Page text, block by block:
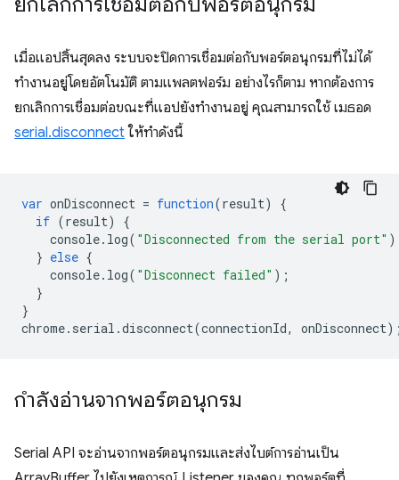
เมื่อแอปสิ้นสุดลง ระบบจะปิดการเชื่อมต่อกับพอร์ตอนุกรมที่ไม่ได้
ทำงานอยู่โดยอัตโนมัติ ตามแพลตฟอร์ม อย่างไรก็ตาม หากต้องการ
ยกเลิกการเชื่อมต่อขณะที่แอปยังทำงานอยู่ คุณสามารถใช้ เมธอด
serial.disconnect ให้ทำดังนี้
var onDisconnect = function(result)
{
if (result)
{
console. log( "Disconnected from the serial port"
} else {
console. log( "Disconnect failed" );
}
}
chrome. serial .disconnect(connectionId, onDisconnect
กำลังอ่านจากพอร์ตอนุกรม
Serial API จะอ่านจากพอร์ตอนุกรมและส่งไบต์การอ่านเป็น